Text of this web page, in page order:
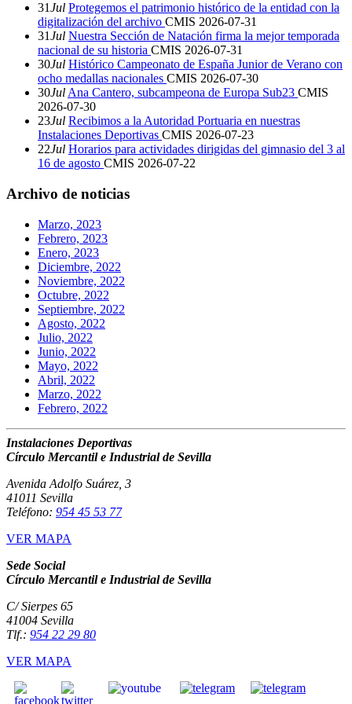
31Jul Protegemos el patrimonio histórico de la entidad con la
digitalización del archivo CMIS 2026-07-31
31Jul Nuestra Sección de Natación firma la mejor temporada
nacional de su historia CMIS 2026-07-31
30Jul Histórico Campeonato de España Junior de Verano con
ocho medallas nacionales CMIS 2026-07-30
30Jul Ana Cantero, subcampeona de Europa Sub23 CMIS
2026-07-30
23Jul Recibimos a la Autoridad Portuaria en nuestras
Instalaciones Deportivas CMIS 2026-07-23
22Jul Horarios para actividades dirigidas del gimnasio del 3 al
16 de agosto CMIS 2026-07-22
Archivo de noticias
Marzo, 2023
Febrero, 2023
Enero, 2023
Diciembre, 2022
Noviembre, 2022
Octubre, 2022
Septiembre, 2022
Agosto, 2022
Julio, 2022
Junio, 2022
Mayo, 2022
Abril, 2022
Marzo, 2022
Febrero, 2022
Instalaciones Deportivas
Círculo Mercantil e Industrial de Sevilla
Avenida Adolfo Suárez, 3
41011 Sevilla
Teléfono: 954 45 53 77
VER MAPA
Sede Social
Círculo Mercantil e Industrial de Sevilla
C/ Sierpes 65
41004 Sevilla
Tlf.: 954 22 29 80
VER MAPA